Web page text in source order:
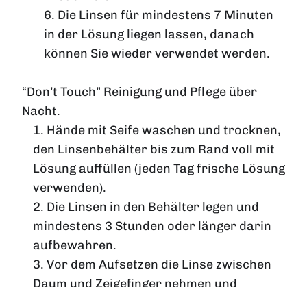
6. Die Linsen für mindestens 7 Minuten
in der Lösung liegen lassen, danach
können Sie wieder verwendet werden.
“Don’t Touch” Reinigung und Pflege über
Nacht.
1. Hände mit Seife waschen und trocknen,
den Linsenbehälter bis zum Rand voll mit
Lösung auffüllen (jeden Tag frische Lösung
verwenden).
2. Die Linsen in den Behälter legen und
mindestens 3 Stunden oder länger darin
aufbewahren.
3. Vor dem Aufsetzen die Linse zwischen
Daum und Zeigefinger nehmen und